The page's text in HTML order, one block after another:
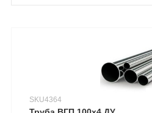
SKU4364